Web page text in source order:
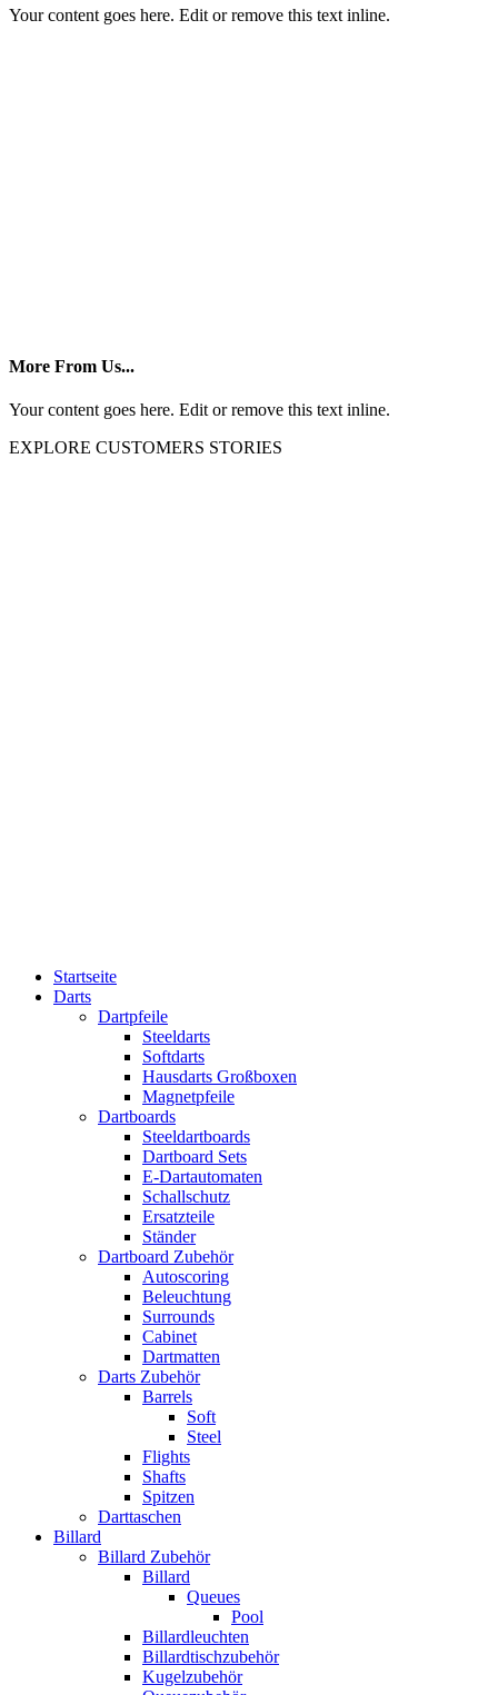
Your content goes here. Edit or remove this text inline.
More From Us...
Your content goes here. Edit or remove this text inline.
EXPLORE CUSTOMERS STORIES
Startseite
Darts
Dartpfeile
Steeldarts
Softdarts
Hausdarts Großboxen
Magnetpfeile
Dartboards
Steeldartboards
Dartboard Sets
E-Dartautomaten
Schallschutz
Ersatzteile
Ständer
Dartboard Zubehör
Autoscoring
Beleuchtung
Surrounds
Cabinet
Dartmatten
Darts Zubehör
Barrels
Soft
Steel
Flights
Shafts
Spitzen
Darttaschen
Billard
Billard Zubehör
Billard
Queues
Pool
Billardleuchten
Billardtischzubehör
Kugelzubehör